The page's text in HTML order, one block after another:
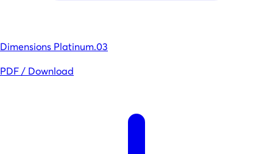
Dimensions Platinum.03
PDF / Download